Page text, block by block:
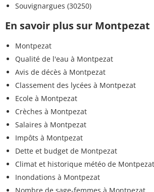
Souvignargues (30250)
En savoir plus sur Montpezat
Montpezat
Qualité de l'eau à Montpezat
Avis de décès à Montpezat
Classement des lycées à Montpezat
Ecole à Montpezat
Crèches à Montpezat
Salaires à Montpezat
Impôts à Montpezat
Dette et budget de Montpezat
Climat et historique météo de Montpezat
Inondations à Montpezat
Nombre de sage-femmes à Montpezat